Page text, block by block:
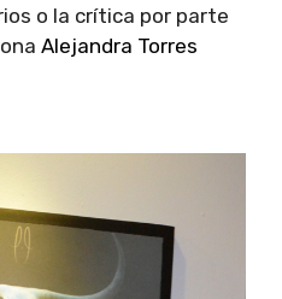
o la crítica por parte
Alejandra Torres